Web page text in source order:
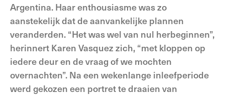
Argentina. Haar enthousiasme was zo
aanstekelijk dat de aanvankelijke plannen
veranderden. “Het was wel van nul herbeginnen”,
herinnert Karen Vasquez zich, “met kloppen op
iedere deur en de vraag of we mochten
overnachten”. Na een wekenlange inleefperiode
werd gekozen een portret te draaien van